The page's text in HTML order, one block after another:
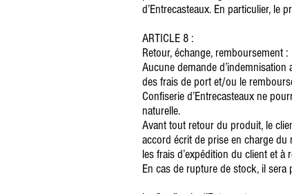
d’Entrecasteaux. En particulier, le
ARTICLE 8 :
Retour, échange, remboursement :
Aucune demande
des frais de port et/ou le
Confiserie d’Entrecasteaux ne
naturelle.
Avant tout retour du produit, le
accord écrit de prise en charge du
les frais d’expédition du client et
En cas de rupture de stock, il